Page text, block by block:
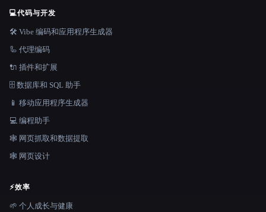
💻代码与开发
🛠️ Vibe 编码和应用程序生成器
🦾 代理编码
🔌 插件和扩展
🗄️ 数据库和 SQL 助手
📱 移动应用程序生成器
💻 编程助手
🕸️ 网页抓取和数据提取
🕸 网页设计
⚡效率
🌱 个人成长与健康